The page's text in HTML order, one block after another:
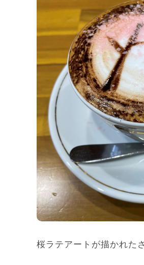
桜ラテアートが描かれた